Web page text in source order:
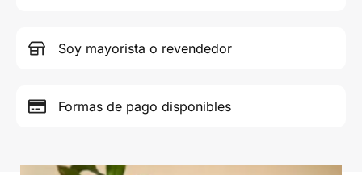
Soy mayorista o revendedor
Formas de pago disponibles